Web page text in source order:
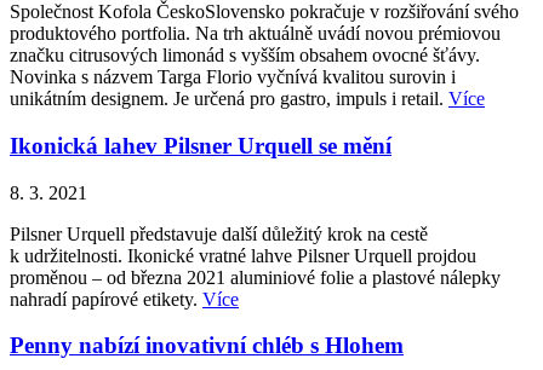
Společnost Kofola ČeskoSlovensko pokračuje v rozšiřování svého
produktového portfolia. Na trh aktuálně uvádí novou prémiovou
značku citrusových limonád s vyšším obsahem ovocné šťávy.
Novinka s názvem Targa Florio vyčnívá kvalitou surovin i
unikátním designem. Je určená pro gastro, impuls i retail. Více
Ikonická lahev Pilsner Urquell se mění
8. 3. 2021
Pilsner Urquell představuje další důležitý krok na cestě
k udržitelnosti. Ikonické vratné lahve Pilsner Urquell projdou
proměnou – od března 2021 aluminiové folie a plastové nálepky
nahradí papírové etikety. Více
Penny nabízí inovativní chléb s Hlohem